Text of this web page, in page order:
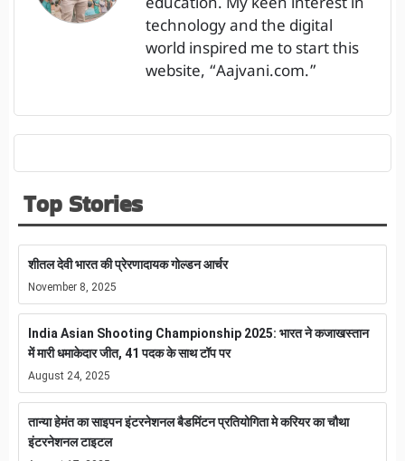
education. My keen interest in
technology and the digital
world inspired me to start this
website, “Aajvani.com.”
Top Stories
शीतल देवी भारत की प्रेरणादायक गोल्डन आर्चर
November 8, 2025
India Asian Shooting Championship 2025: भारत ने कजाखस्तान
में मारी धमाकेदार जीत, 41 पदक के साथ टॉप पर
August 24, 2025
तान्या हेमंत का साइपन इंटरनेशनल बैडमिंटन प्रतियोगिता मे करियर का चौथा
इंटरनेशनल टाइटल